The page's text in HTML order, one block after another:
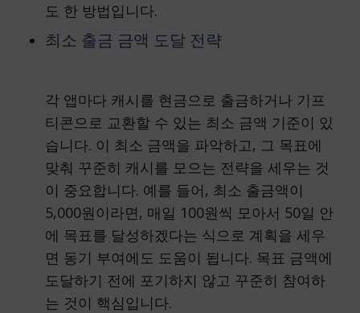
도 한 방법입니다.
최소 출금 금액 도달 전략
각 앱마다 캐시를 현금으로 출금하거나 기프
티콘으로 교환할 수 있는 최소 금액 기준이 있
습니다. 이 최소 금액을 파악하고, 그 목표에
맞춰 꾸준히 캐시를 모으는 전략을 세우는 것
이 중요합니다. 예를 들어, 최소 출금액이
5,000원이라면, 매일 100원씩 모아서 50일 안
에 목표를 달성하겠다는 식으로 계획을 세우
면 동기 부여에도 도움이 됩니다. 목표 금액에
도달하기 전에 포기하지 않고 꾸준히 참여하
는 것이 핵심입니다.